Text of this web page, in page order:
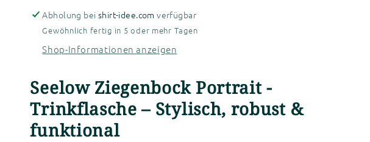
Abholung bei shirt-idee.com verfügbar
Gewöhnlich fertig in 5 oder mehr Tagen
Shop-Informationen anzeigen
Seelow Ziegenbock Portrait -
Trinkflasche – Stylisch, robust &
funktional